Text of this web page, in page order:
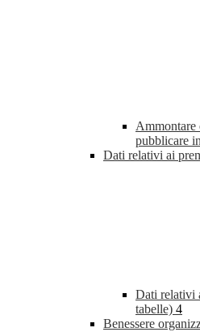
Ammontare
pubblicare
Dati relativi ai
Dati relativi
tabelle) 4
Benessere